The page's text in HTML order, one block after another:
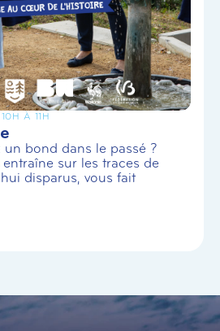
À 11H
un bond dans le passé ?
entraîne sur les traces de
disparus, vous fait